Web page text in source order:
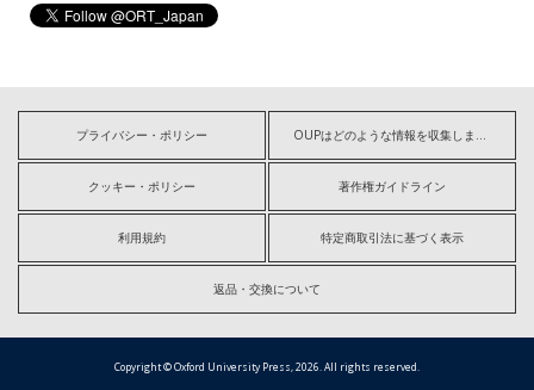
プライバシー・ポリシー
クッキー・ポリシー 著作権ガイドライン
利用規約 特定商取引法に基づく表示
返品・交換について
Copyright © Oxford University Press, 2026. All rights reserved.